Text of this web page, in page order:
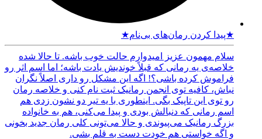
★پیدا کردن رمان‌های بی‌نام★
سلام مهمون عزیز امیدوارم حالت خوب باشه. تا حالا شده
خلاصه‌ی یه رمانی که قبلاً خوندیش یادت باشه؛ اما اسم اثر رو
فراموش کرده باشی؟! اگه این مشکل رو داری اصلاً نگران
نباش، کافیه توی انجمن رمانیک ثبت نام کنی و خلاصه رمان
رو توی این تاپیک بگی. اینطوری با یه تیر دو نشون زدی هم
اسم رمانی که دنبالش بودی و پیدا می‌کنی، هم به خانواده
بزرگ رمانیک می‌پیوندی و حالا می‌تونی کلی رمان جدید بخونی
و اگه خواستی هم خودت دست به قلم بشی.